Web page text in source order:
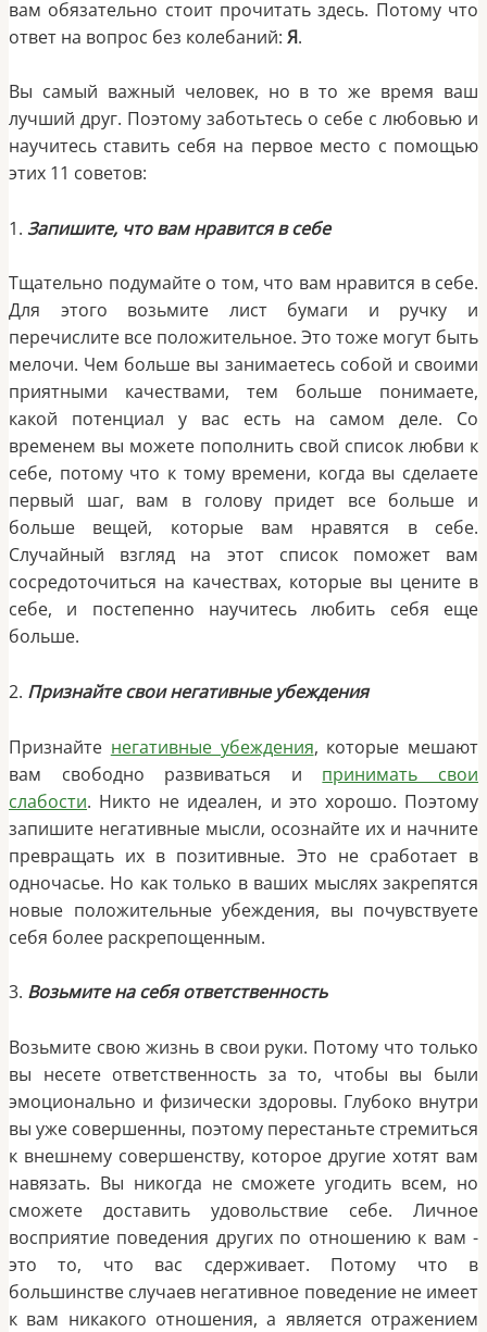
вам обязательно стоит прочитать здесь. Потому что
ответ на вопрос без колебаний: Я.
Вы самый важный человек, но в то же время ваш
лучший друг. Поэтому заботьтесь о себе с любовью и
научитесь ставить себя на первое место с помощью
этих 11 советов:
1. Запишите, что вам нравится в себе
Тщательно подумайте о том, что вам нравится в себе.
Для этого возьмите лист бумаги и ручку и
перечислите все положительное. Это тоже могут быть
мелочи. Чем больше вы занимаетесь собой и своими
приятными качествами, тем больше понимаете,
какой потенциал у вас есть на самом деле. Со
временем вы можете пополнить свой список любви к
себе, потому что к тому времени, когда вы сделаете
первый шаг, вам в голову придет все больше и
больше вещей, которые вам нравятся в себе.
Случайный взгляд на этот список поможет вам
сосредоточиться на качествах, которые вы цените в
себе, и постепенно научитесь любить себя еще
больше.
2. Признайте свои негативные убеждения
Признайте негативные убеждения, которые мешают
вам свободно развиваться и принимать свои
слабости. Никто не идеален, и это хорошо. Поэтому
запишите негативные мысли, осознайте их и начните
превращать их в позитивные. Это не сработает в
одночасье. Но как только в ваших мыслях закрепятся
новые положительные убеждения, вы почувствуете
себя более раскрепощенным.
3. Возьмите на себя ответственность
Возьмите свою жизнь в свои руки. Потому что только
вы несете ответственность за то, чтобы вы были
эмоционально и физически здоровы. Глубоко внутри
вы уже совершенны, поэтому перестаньте стремиться
к внешнему совершенству, которое другие хотят вам
навязать. Вы никогда не сможете угодить всем, но
сможете доставить удовольствие себе. Личное
восприятие поведения других по отношению к вам -
это то, что вас сдерживает. Потому что в
большинстве случаев негативное поведение не имеет
к вам никакого отношения, а является отражением